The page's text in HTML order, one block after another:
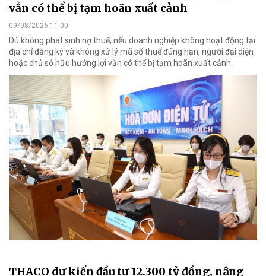
vẫn có thể bị tạm hoãn xuất cảnh
09/08/2026 11:00
Dù không phát sinh nợ thuế, nếu doanh nghiệp không hoạt động tại
địa chỉ đăng ký và không xử lý mã số thuế đúng hạn, người đại diện
hoặc chủ sở hữu hưởng lợi vẫn có thể bị tạm hoãn xuất cảnh.
THACO dự kiến đầu tư 12.300 tỷ đồng, nâng